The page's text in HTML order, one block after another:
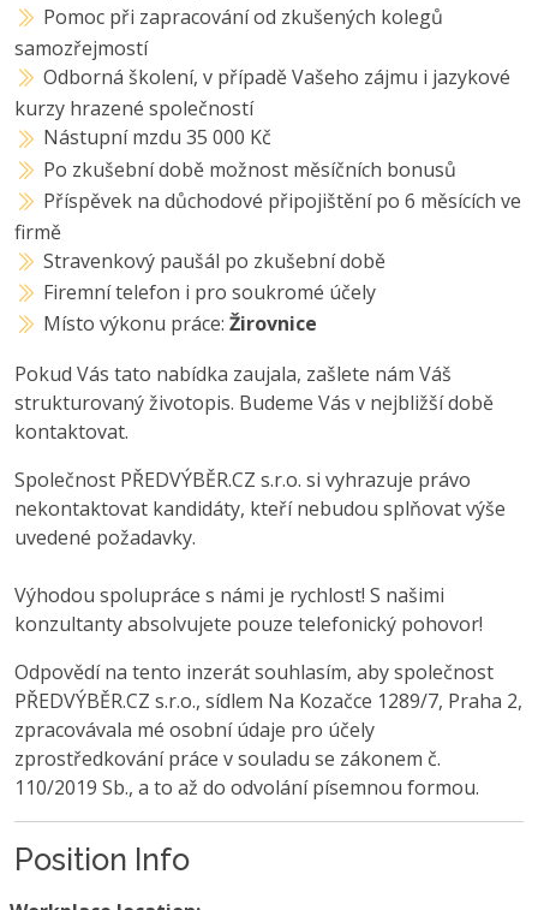
Pomoc při zapracování od zkušených kolegů
samozřejmostí
Odborná školení, v případě Vašeho zájmu i jazykové
kurzy hrazené společností
Nástupní mzdu 35 000 Kč
Po zkušební době možnost měsíčních bonusů
Příspěvek na důchodové připojištění po 6 měsících ve
firmě
Stravenkový paušál po zkušební době
Firemní telefon i pro soukromé účely
Místo výkonu práce:Žirovnice
Pokud Vás tato nabídka zaujala, zašlete nám Váš
strukturovaný životopis. Budeme Vás v nejbližší době
kontaktovat.
Společnost PŘEDVÝBĚR.CZ s.r.o. si vyhrazuje právo
nekontaktovat kandidáty, kteří nebudou splňovat výše
uvedené požadavky.
Výhodou spolupráce s námi je rychlost! S našimi
konzultanty absolvujete pouze telefonický pohovor!
Odpovědí na tento inzerát souhlasím, aby společnost
PŘEDVÝBĚR.CZ s.r.o., sídlem Na Kozačce 1289/7, Praha 2,
zpracovávala mé osobní údaje pro účely
zprostředkování práce v souladu se zákonem č.
110/2019 Sb., a to až do odvolání písemnou formou.
Position Info